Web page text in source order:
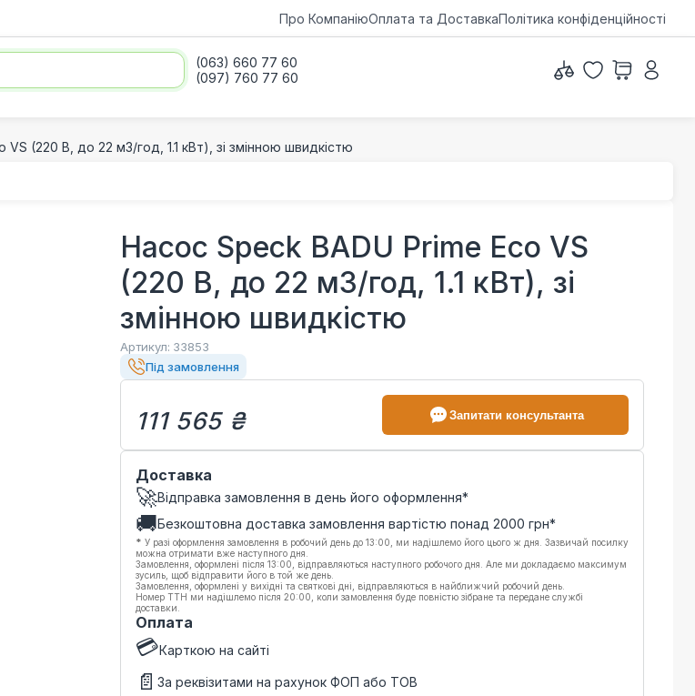
Про КомпаніюОплата та ДоставкаПолітика конфіденційності
(063) 660 77 60
(097) 760 77 60
VS (220 В, до 22 м3/год, 1.1 кВт), зі змінною швидкістю
Насос Speck BADU Prime Eco VS
(220 В, до 22 м3/год, 1.1 кВт), зі
змінною швидкістю
Артикул: 33853
Під замовлення
111 565 ₴ Запитати консультанта
Доставка
🚀Відправка замовлення в день його оформлення*
🚚Безкоштовна доставка замовлення вартістю понад 2000 грн*
* У разі оформлення замовлення в робочий день до 13:00, ми надішлемо його цього ж дня. Зазвичай посилку
можна отримати вже наступного дня.
Замовлення, оформлені після 13:00, відправляються наступного робочого дня. Але ми докладаємо максимум
зусиль, щоб відправити його в той же день.
Замовлення, оформлені у вихідні та святкові дні, відправляються в найближчий робочий день.
Номер ТТН ми надішлемо після 20:00, коли замовлення буде повністю зібране та передане службі
доставки.
Оплата
💳Карткою на сайті
📄 За реквізитами на рахунок ФОП або ТОВ